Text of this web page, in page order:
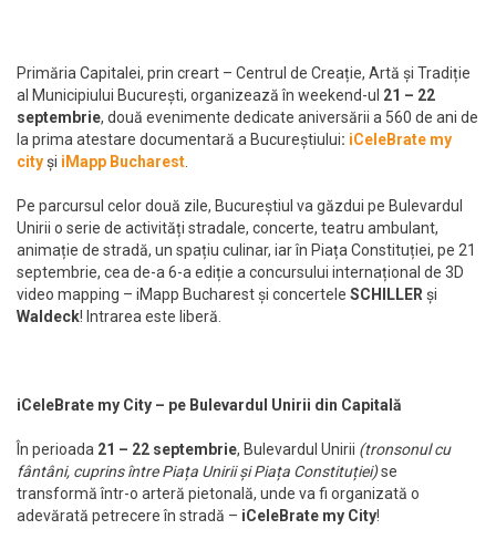
Primăria Capitalei, prin creart – Centrul de Creație, Artă și Tradiție
al Municipiului București, organizează în weekend-ul 21 – 22
septembrie, două evenimente dedicate aniversării a 560 de ani de
la prima atestare documentară a Bucureștiului: iCeleBrate my
cityși iMapp Bucharest
Pe parcursul celor două zile, Bucureștiul va găzdui pe Bulevardul
Unirii o serie de activități stradale, concerte, teatru ambulant,
animație de stradă, un spațiu culinar, iar în Piața Constituției, pe 21
septembrie, cea de-a 6-a ediție a concursului internațional de 3D
video mapping – iMapp Bucharest și concertele SCHILLER și
Waldeck! Intrarea este liberă.
iCeleBrate my City – pe Bulevardul Unirii din Capitală
În perioada 21 – 22 septembrie, Bulevardul Unirii (tronsonul cu
fântâni, cuprins între Piața Unirii și Piața Constituției)se
transformă într-o arteră pietonală, unde va fi organizată o
adevărată petrecere în stradă – iCeleBrate my City!